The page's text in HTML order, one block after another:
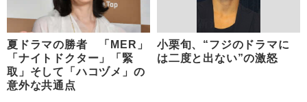
夏ドラマの勝者 「MER」
「ナイトドクター」「緊
取」そして「ハコヅメ」の
意外な共通点
小栗旬、“フジのドラマに
は二度と出ない”の激怒